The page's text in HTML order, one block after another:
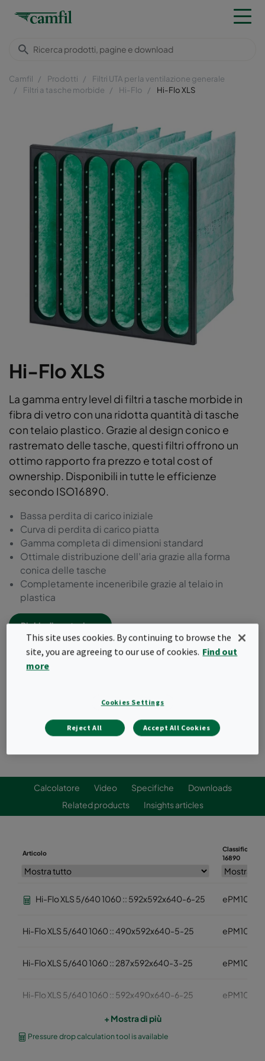
Camfil Prodotti
Filtri UTA per la ventilazione generale
Filtri a tasche morbide
Hi-Flo Hi-Flo XLS
Hi-Flo XLS
La gamma entry level di filtri a tasche morbide in
fibra di vetro con una ridotta quantità di tasche
con telaio plastico. Grazie al design conico e
rastremato delle tasche, questi filtri offrono un
ottimo rapporto fra prezzo e total cost of
ownership. Disponibili in tutte le efficienze
secondo ISO16890.
Bassa perdita di carico iniziale
Curva di perdita di carico piatta
Gamma completa di dimensioni standard
Ottimale distribuzione dell'aria grazie alla forma
conica delle tasche
Completamente inceneribile grazie al telaio in
plastica
Richiedi quotazione
Calcolatore Video Specifiche
Downloads
Related products
Insights articles
Articolo
16890
Hi-Flo XLS 5/640 1060 :: 592x592x640-6-25 ePM10
Hi-Flo XLS 5/640 1060 :: 490x592x640-5-25 ePM10
Hi-Flo XLS 5/640 1060 :: 287x592x640-3-25 ePM10
Hi-Flo XLS 5/640 1060 :: 592x490x640-6-25 ePM10
Hi-Flo XLS 5/640 1060 :: 592x287x640-6-25
+ Mostra di più
Pressure drop calculation tool is available
This site uses cookies. By continuing to browse the
site, you are agreeing to our use of cookies. Find out
more
Cookies Settings
Reject All Accept All Cookies